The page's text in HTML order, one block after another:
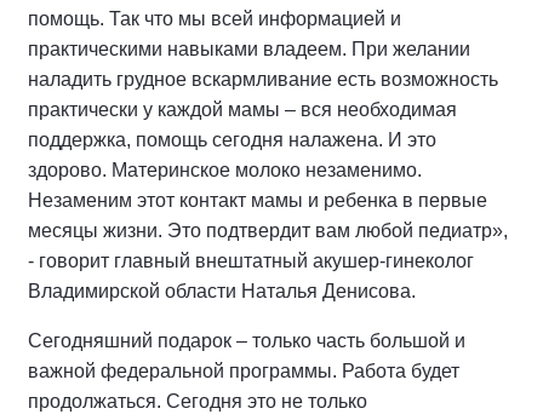
помощь. Так что мы всей информацией и
практическими навыками владеем. При желании
наладить грудное вскармливание есть возможность
практически у каждой мамы – вся необходимая
поддержка, помощь сегодня налажена. И это
здорово. Материнское молоко незаменимо.
Незаменим этот контакт мамы и ребенка в первые
месяцы жизни. Это подтвердит вам любой педиатр»,
- говорит главный внештатный акушер-гинеколог
Владимирской области Наталья Денисова.
Сегодняшний подарок – только часть большой и
важной федеральной программы. Работа будет
продолжаться. Сегодня это не только